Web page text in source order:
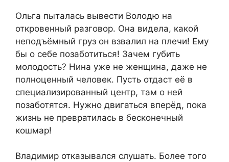
Ольга пыталась вывести Володю на
откровенный разговор. Она видела, какой
неподъёмный груз он взвалил на плечи! Ему
бы о себе позаботиться! Зачем губить
молодость? Нина уже не женщина, даже не
полноценный человек. Пусть отдаст её в
специализированный центр, там о ней
позаботятся. Нужно двигаться вперёд, пока
жизнь не превратилась в бесконечный
кошмар!
Владимир отказывался слушать. Более того